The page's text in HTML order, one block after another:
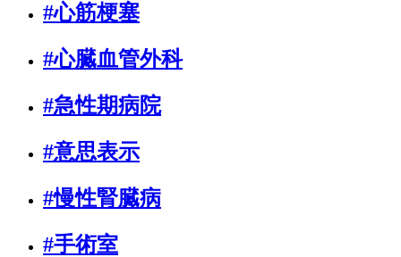
#心筋梗塞
#心臓血管外科
#急性期病院
#意思表示
#慢性腎臓病
#手術室